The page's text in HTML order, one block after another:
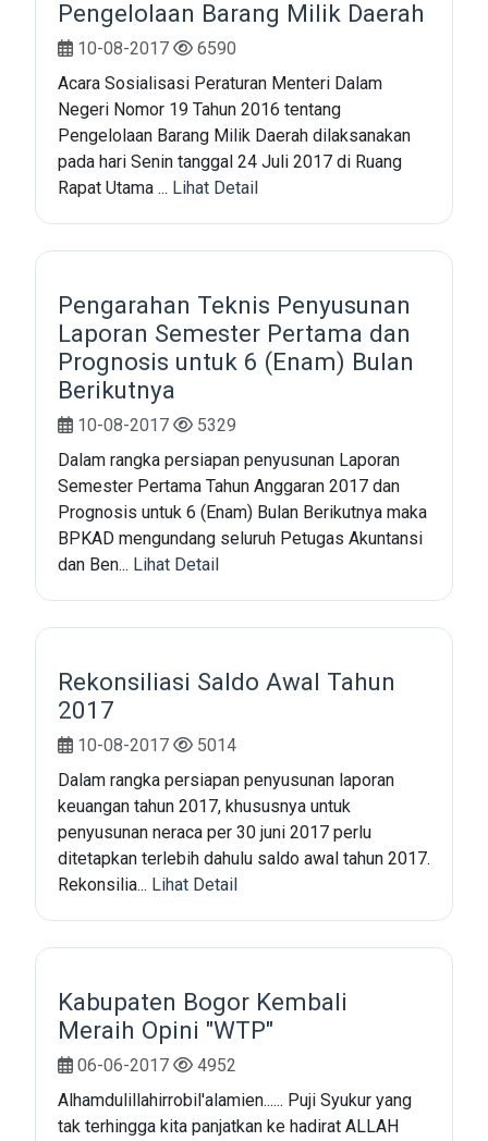
Pengelolaan Barang Milik Daerah
10-08-2017
6590
Acara Sosialisasi Peraturan Menteri Dalam
Negeri Nomor 19 Tahun 2016 tentang
Pengelolaan Barang Milik Daerah dilaksanakan
pada hari Senin tanggal 24 Juli 2017 di Ruang
Rapat Utama ... Lihat Detail
Pengarahan Teknis Penyusunan
Laporan Semester Pertama dan
Prognosis untuk 6 (Enam) Bulan
Berikutnya
10-08-2017
5329
Dalam rangka persiapan penyusunan Laporan
Semester Pertama Tahun Anggaran 2017 dan
Prognosis untuk 6 (Enam) Bulan Berikutnya maka
BPKAD mengundang seluruh Petugas Akuntansi
dan Ben... Lihat Detail
Rekonsiliasi Saldo Awal Tahun
2017
10-08-2017
5014
Dalam rangka persiapan penyusunan laporan
keuangan tahun 2017, khususnya untuk
penyusunan neraca per 30 juni 2017 perlu
ditetapkan terlebih dahulu saldo awal tahun 2017.
Rekonsilia... Lihat Detail
Kabupaten Bogor Kembali
Meraih Opini "WTP"
06-06-2017
4952
Alhamdulillahirrobil'alamien...... Puji Syukur yang
tak terhingga kita panjatkan ke hadirat ALLAH